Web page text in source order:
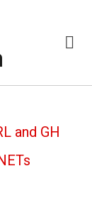
and GH